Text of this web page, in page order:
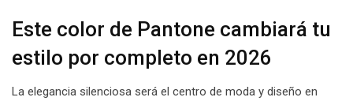
Este color de Pantone cambiará tu
estilo por completo en 2026
La elegancia silenciosa será el centro de moda y diseño en